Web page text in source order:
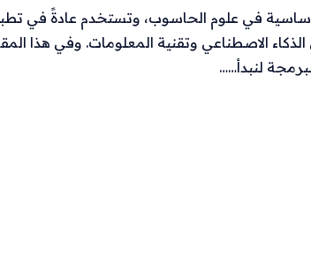
في علوم الحاسوب، وتستخدم عادةً في
الاصطناعي وتقنية المعلومات. وفي هذا
لنبدأ……